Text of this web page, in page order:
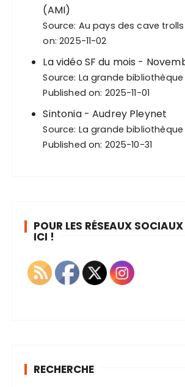
(AMI)
Source: Au pays des cave trolls
on: 2025-11-02
La vidéo SF du mois -
Source: La grande
Published on: 2025-11-01
Sintonia - Audrey Pleynet
Source: La grande
Published on: 2025-10-31
POUR LES RÉSEAUX SOCIAUX
ICI !
RECHERCHE